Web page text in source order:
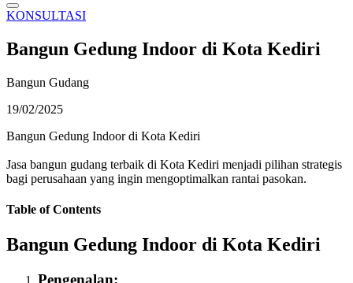
KONSULTASI
Bangun Gedung Indoor di Kota Kediri
Bangun Gudang
19/02/2025
Bangun Gedung Indoor di Kota Kediri
Jasa bangun gudang terbaik di Kota Kediri menjadi pilihan strategis
bagi perusahaan yang ingin mengoptimalkan rantai pasokan.
Table of Contents
Bangun Gedung Indoor di Kota Kediri
Pengenalan: